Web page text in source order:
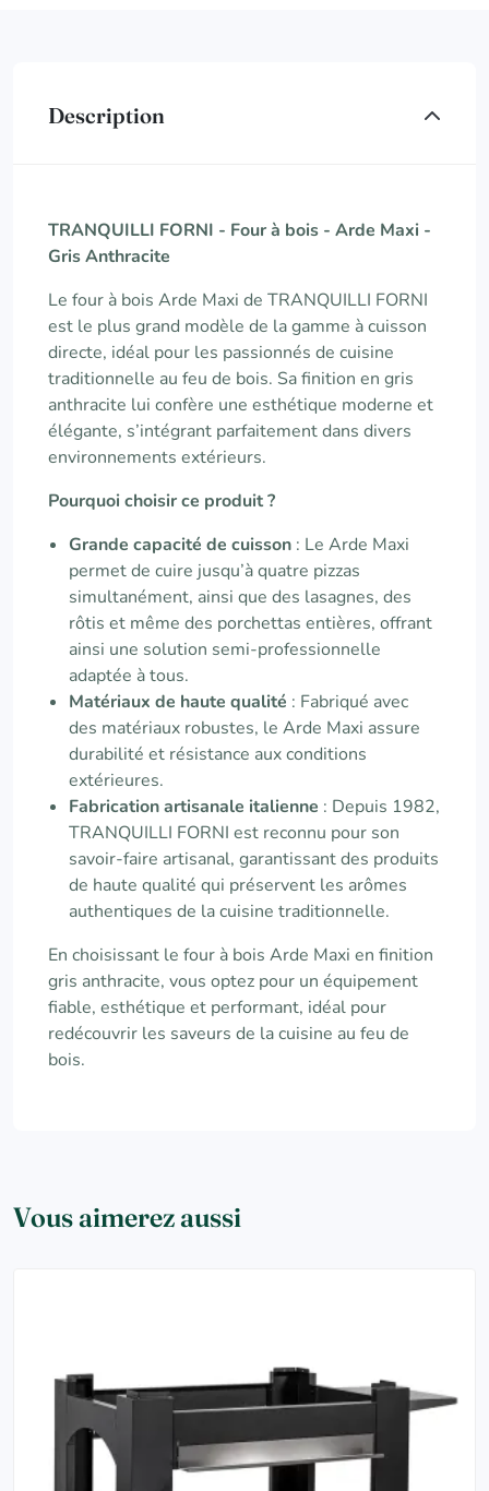
Description
TRANQUILLI FORNI - Four à bois - Arde Maxi -
Gris Anthracite
Le four à bois Arde Maxi de TRANQUILLI FORNI
est le plus grand modèle de la gamme à cuisson
directe, idéal pour les passionnés de cuisine
traditionnelle au feu de bois. Sa finition en gris
anthracite lui confère une esthétique moderne et
élégante, s’intégrant parfaitement dans divers
environnements extérieurs.
Pourquoi choisir ce produit ?
Grande capacité de cuisson : Le Arde Maxi
permet de cuire jusqu’à quatre pizzas
simultanément, ainsi que des lasagnes, des
rôtis et même des porchettas entières, offrant
ainsi une solution semi-professionnelle
adaptée à tous.
Matériaux de haute qualité : Fabriqué avec
des matériaux robustes, le Arde Maxi assure
durabilité et résistance aux conditions
extérieures.
Fabrication artisanale italienne : Depuis 1982,
TRANQUILLI FORNI est reconnu pour son
savoir-faire artisanal, garantissant des produits
de haute qualité qui préservent les arômes
authentiques de la cuisine traditionnelle.
En choisissant le four à bois Arde Maxi en finition
gris anthracite, vous optez pour un équipement
fiable, esthétique et performant, idéal pour
redécouvrir les saveurs de la cuisine au feu de
bois.
Vous aimerez aussi